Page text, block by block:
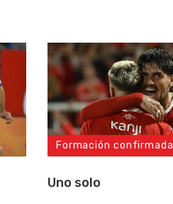
Formación confirmada
Uno solo